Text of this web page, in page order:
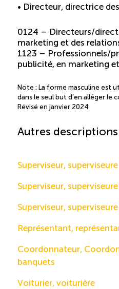
• Directeur, directrice
0124 – Directeurs/
marketing et des
1123 – Professionnels/
publicité, en marketing
Note : La forme masculine est
dans le seul but d’en alléger le
Révisé en janvier 2024
Autres
Superviseur,
Superviseur,
Superviseur,
Représentant,
Coordonnateur,
banquets
Voiturier, voiturière